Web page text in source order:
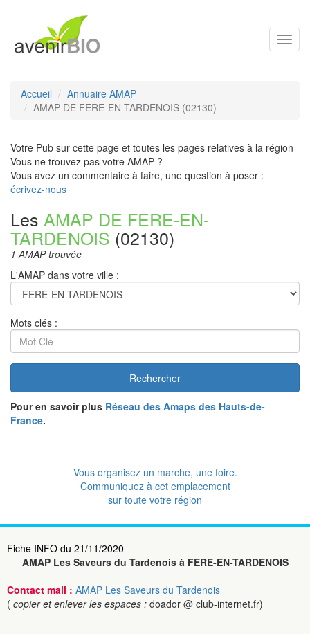
Accueil
Annuaire AMAP
AMAP DE FERE-EN-TARDENOIS (02130)
Votre Pub sur cette page et toutes les pages relatives à la région
Vous ne trouvez pas votre AMAP ?
Vous avez un commentaire à faire, une question à poser :
écrivez-nous
Les AMAP DE FERE-EN-
TARDENOIS (02130)
1 AMAP trouvée
L'AMAP dans votre ville :
Mots clés :
Rechercher
Pour en savoir plus Réseau des Amaps des Hauts-de-
France.
Vous organisez un marché, une foire.
Communiquez à cet emplacement
sur toute votre région
Fiche INFO du 21/11/2020
AMAP Les Saveurs du Tardenois à FERE-EN-TARDENOIS
Contact mail : AMAP Les Saveurs du Tardenois
( copier et enlever les espaces : doador @ club-internet.fr)